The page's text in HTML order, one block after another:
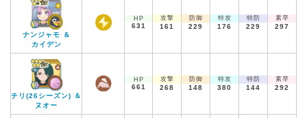
ナンジャモ ＆
カイデン
HP
631
攻撃
161
防御
229
特攻
176
特防
229
素早
297
チリ(26シーズン) ＆
ヌオー
HP
661
攻撃
268
防御
148
特攻
380
特防
144
素早
292